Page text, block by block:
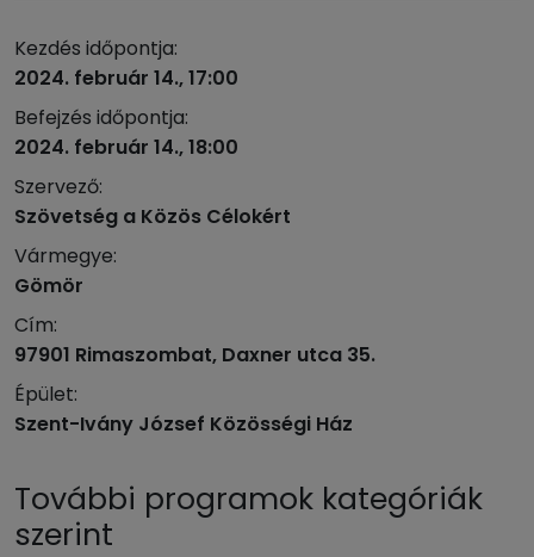
Kezdés időpontja:
2024. február 14., 17:00
Befejzés időpontja:
2024. február 14., 18:00
Szervező:
Szövetség a Közös Célokért
Vármegye:
Gömör
Cím:
97901 Rimaszombat, Daxner utca 35.
Épület:
Szent-Ivány József Közösségi Ház
További programok kategóriák
szerint